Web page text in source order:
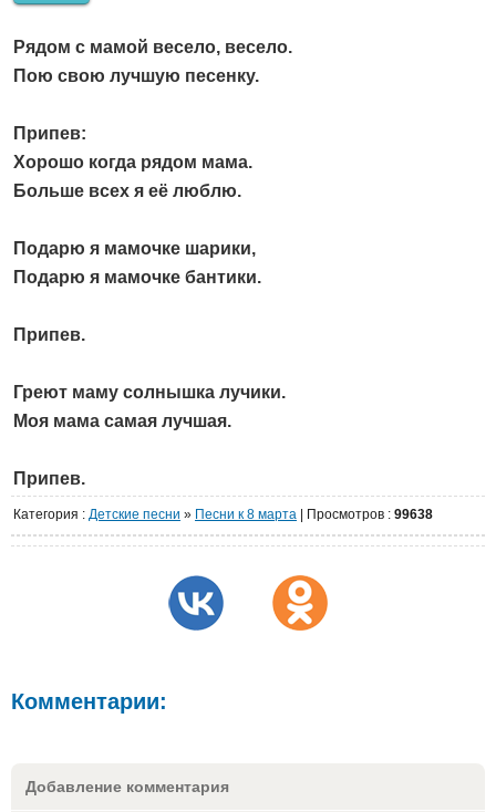
Рядом с мамой весело, весело.
Пою свою лучшую песенку.
Припев:
Хорошо когда рядом мама.
Больше всех я её люблю.
Подарю я мамочке шарики,
Подарю я мамочке бантики.
Припев.
Греют маму солнышка лучики.
Моя мама самая лучшая.
Припев.
Категория : Детские песни » Песни к 8 марта Просмотров : 99638
Комментарии:
Добавление комментария